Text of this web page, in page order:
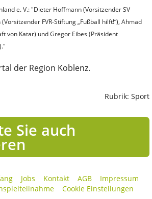
e. V.: "Dieter Hoffmann (Vorsitzender SV
FVR-Stiftung „Fußball hilft!“), Ahmad
von Katar) und Gregor Eibes (Präsident
der Region Koblenz.
Rubrik: Sport
Sie auch
Jobs Kontakt AGB
Impressum
Cookie Einstellungen